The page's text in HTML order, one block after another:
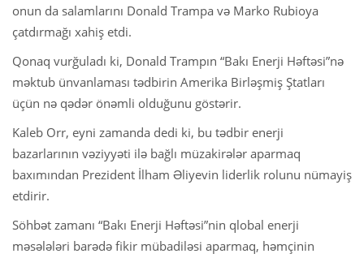
onun da salamlarını Donald Trampa və Marko Rubioya
çatdırmağı xahiş etdi.
Qonaq vurğuladı ki, Donald Trampın “Bakı Enerji Həftəsi”nə
məktub ünvanlaması tədbirin Amerika Birləşmiş Ştatları
üçün nə qədər önəmli olduğunu göstərir.
Kaleb Orr, eyni zamanda dedi ki, bu tədbir enerji
bazarlarının vəziyyəti ilə bağlı müzakirələr aparmaq
baxımından Prezident İlham Əliyevin liderlik rolunu nümayiş
etdirir.
Söhbət zamanı “Bakı Enerji Həftəsi”nin qlobal enerji
məsələləri barədə fikir mübadiləsi aparmaq, həmçinin